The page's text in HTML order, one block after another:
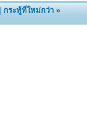
|กระทู้ที่ใหม่กว่า »